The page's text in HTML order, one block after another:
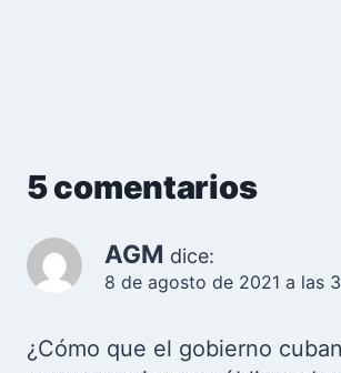
5 comentarios
AGM dice:
8 de agosto de 2021 a las
¿Cómo que el gobierno